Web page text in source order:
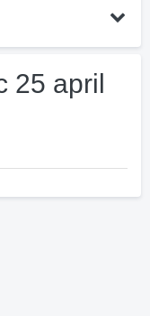
25 april